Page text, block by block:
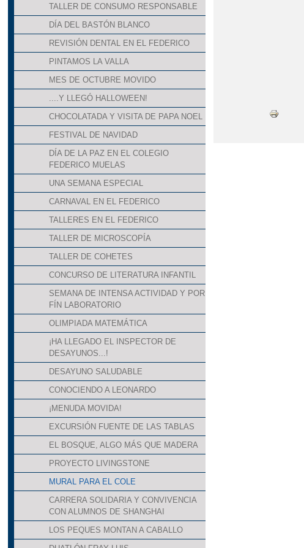
TALLER DE CONSUMO RESPONSABLE
DÍA DEL BASTÓN BLANCO
REVISIÓN DENTAL EN EL FEDERICO
PINTAMOS LA VALLA
MES DE OCTUBRE MOVIDO
....Y LLEGÓ HALLOWEEN!
CHOCOLATADA Y VISITA DE PAPA NOEL
FESTIVAL DE NAVIDAD
DÍA DE LA PAZ EN EL COLEGIO
FEDERICO MUELAS
UNA SEMANA ESPECIAL
CARNAVAL EN EL FEDERICO
TALLERES EN EL FEDERICO
TALLER DE MICROSCOPÍA
TALLER DE COHETES
CONCURSO DE LITERATURA INFANTIL
SEMANA DE INTENSA ACTIVIDAD Y POR
FÍN LABORATORIO
OLIMPIADA MATEMÁTICA
¡HA LLEGADO EL INSPECTOR DE
DESAYUNOS...!
DESAYUNO SALUDABLE
CONOCIENDO A LEONARDO
¡MENUDA MOVIDA!
EXCURSIÓN FUENTE DE LAS TABLAS
EL BOSQUE, ALGO MÁS QUE MADERA
PROYECTO LIVINGSTONE
MURAL PARA EL COLE
CARRERA SOLIDARIA Y CONVIVENCIA
CON ALUMNOS DE SHANGHAI
LOS PEQUES MONTAN A CABALLO